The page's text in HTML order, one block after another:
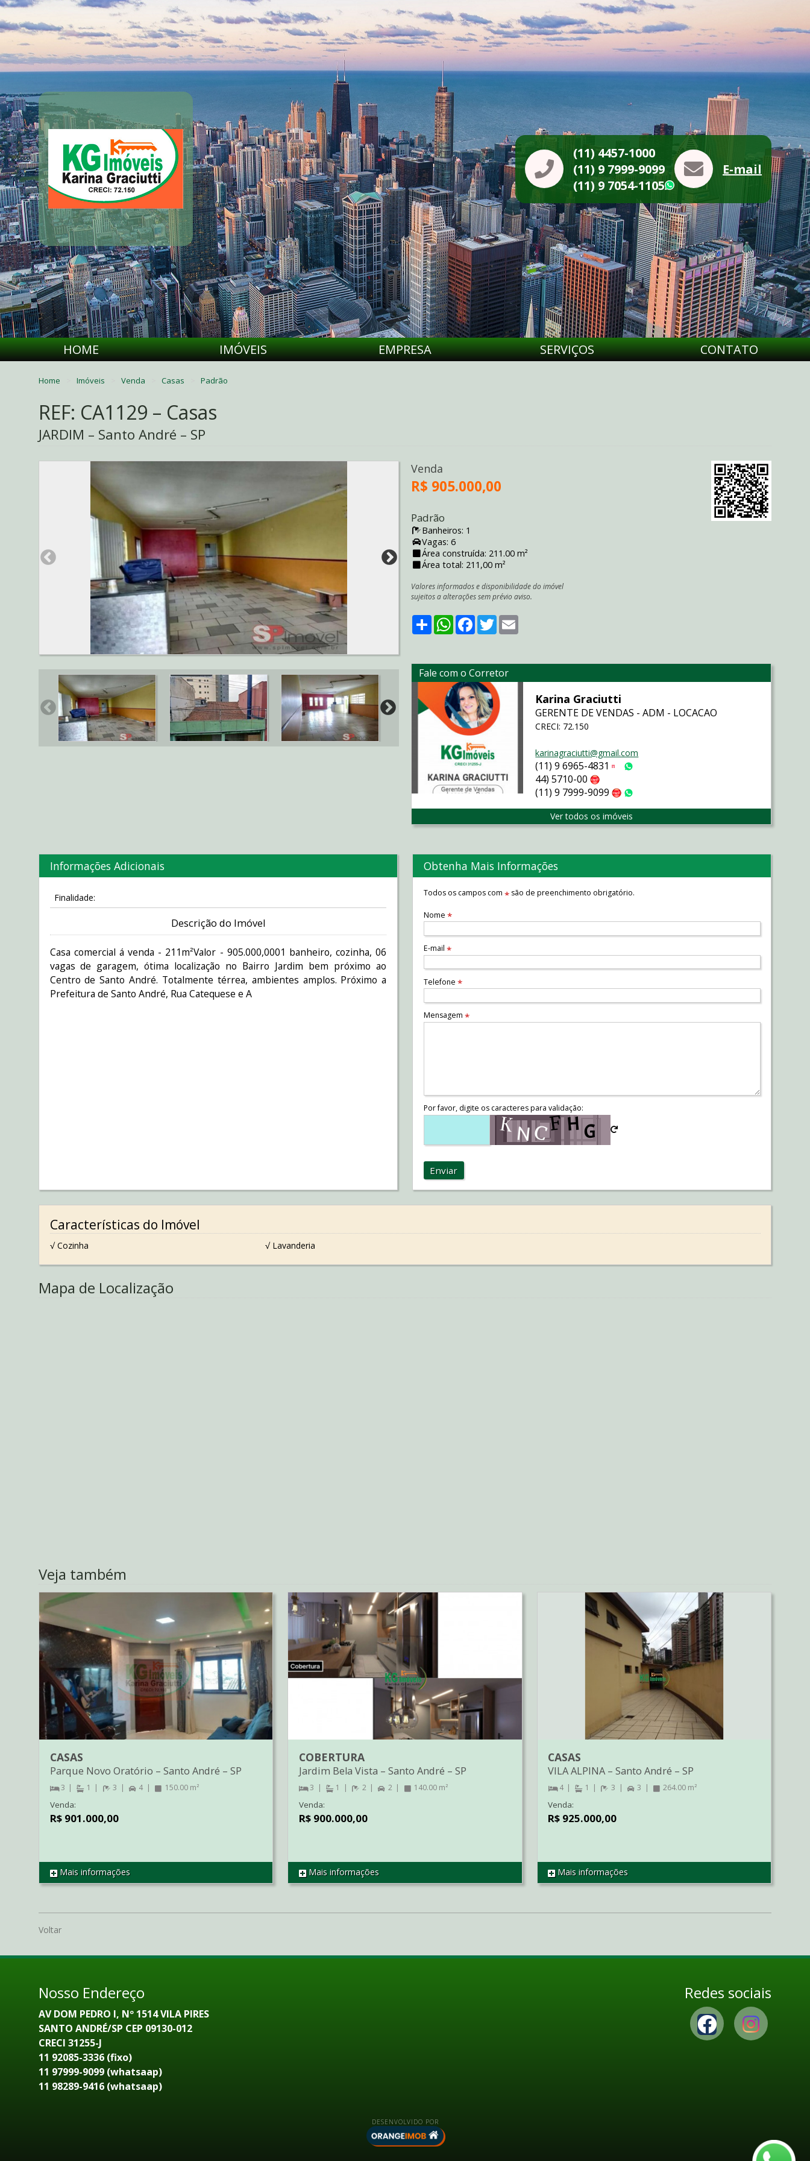
(11) 4457-1000
(11) 9 7999-9099
(11) 9 7054-1105
WhatsApp
E-mail
HOME IMÓVEIS EMPRESA SERVIÇOS CONTATO
Home Imóveis Venda Casas Padrão
REF: CA1129 – Casas
JARDIM – Santo André – SP
Venda
R$ 905.000,00
Padrão
Banheiros: 1
Vagas: 6
Área construída: 211.00 m²
Área total: 211,00 m²
Valores informados e disponibilidade do imóvel
sujeitos a alterações sem prévio aviso.
ShareWhatsApp
Facebook
Twitter
Fale com o Corretor
Karina Graciutti
GERENTE DE VENDAS - ADM - LOCACAO
CRECI: 72.150
karinagraciutti@gmail.com
(11) 9 6965-4831 Tim
44) 5710-00
(11) 9 7999-9099 Claro
Ver todos os imóveis
Informações Adicionais
Finalidade:
Descrição do Imóvel
Casa comercial á venda - 211m²Valor - 905.000,0001 banheiro, cozinha, 06
vagas de garagem, ótima localização no Bairro Jardim bem próximo ao
Centro de Santo André. Totalmente térrea, ambientes amplos. Próximo a
Prefeitura de Santo André, Rua Catequese e A
Obtenha Mais Informações
Todos os campos com *são de preenchimento obrigatório.
Nome *
E-mail *
Telefone *
Mensagem *
Por favor, digite os caracteres para validação:
Enviar
Características do Imóvel
√ Cozinha √ Lavanderia
Mapa de Localização
Veja também
REF SO2809
CASAS
Parque Novo Oratório – Santo André – SP
3 1 3 4 150.00 m²
Venda:
R$ 901.000,00
Mais informações REF CO1140
COBERTURA
Jardim Bela Vista – Santo André – SP
3 1 2 2 140.00 m²
Venda:
R$ 900.000,00
Mais informações REF CA01308
CASAS
VILA ALPINA –Santo André –SP
4 1 3 3 264.00 m²
Venda:
R$ 925.000,00
Mais informações
Voltar
Nosso Endereço
AV DOM PEDRO I, Nº 1514 VILA PIRES
SANTO ANDRÉ/SP CEP 09130-012
CRECI 31255-J
11 92085-3336 (fixo)
11 97999-9099 (whatsaap)
11 98289-9416 (whatsaap)
Redes sociais
DESENVOLVIDO POR